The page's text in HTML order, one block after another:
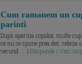
Cum ramanem un
parinti
După apariția copiilor, multe
ce nu se spune prea des: relația
secund. ... | Raspunde | Vezi